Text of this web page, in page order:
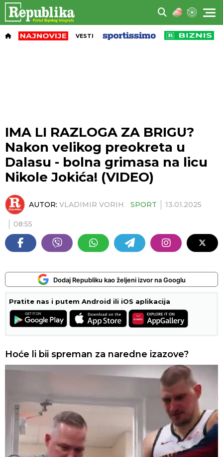
VESTI
IMA LI RAZLOGA ZA BRIGU?
Nakon velikog preokreta u
Dalasu - bolna grimasa na licu
Nikole Jokića! (VIDEO)
AUTOR: VLADIMIR VORIH SPORT 13.01.2025
08:55
Dodaj Republiku kao željeni izvor na Googlu
Pratite nas i putem Android ili iOS aplikacija
Hoće li bii spreman za naredne izazove?